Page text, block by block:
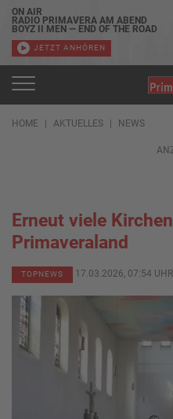
ON AIR
RADIO PRIMAVERA AM ABEND
BOYZ II MEN — END OF THE ROAD
JETZT ANHÖREN
HOME AKTUELLES NEWS
Erneut viele
Primaveraland
TOPNEWS 17.03.2026, 07:54 UHR